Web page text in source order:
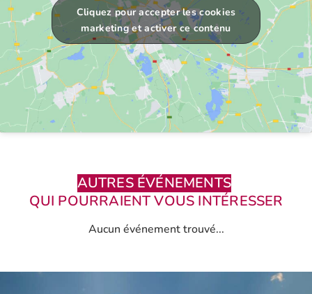
Cliquez pour accepter les cookies
marketing et activer ce contenu
AUTRES ÉVÉNEMENTS
QUI POURRAIENT VOUS INTÉRESSER
Aucun événement trouvé...